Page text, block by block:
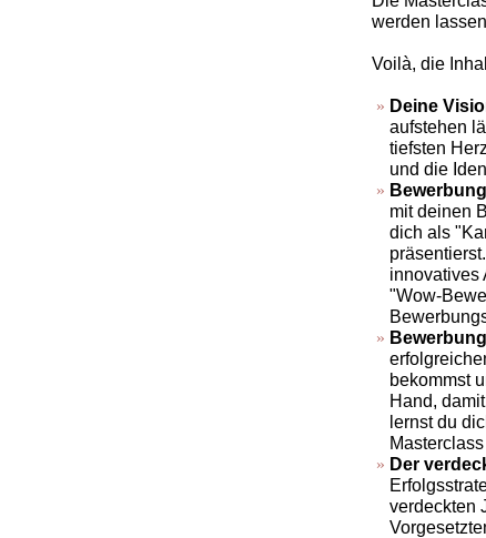
werden
Voilà, die
Deine
aufstehen
tiefsten
und die
mit deinen
dich als
innovatives
"Wow-
bekommst
Hand,
lernst du
Der
verdeckten